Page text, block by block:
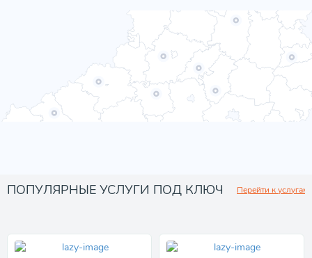
ПОПУЛЯРНЫЕ УСЛУГИ ПОД КЛЮЧ Перейти к услугам